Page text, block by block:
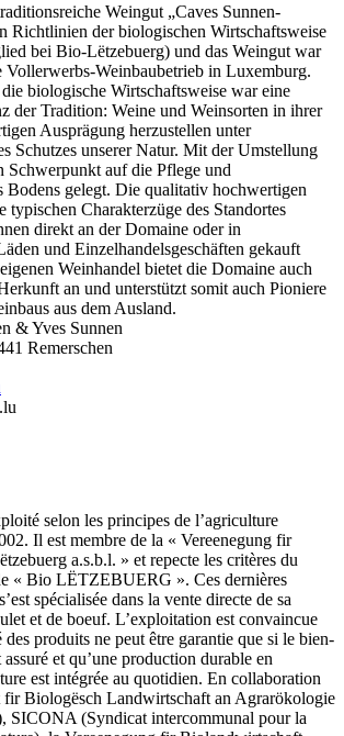
Weingut „Caves Sunnen-
Richtlinien der biologischen Wirtschaftsweise
bei Bio-Lëtzebuerg) und das Weingut war
Vollerwerbs-Weinbaubetrieb in Luxemburg.
biologische Wirtschaftsweise war eine
der Tradition: Weine und Weinsorten in ihrer
Ausprägung herzustellen unter
Schutzes unserer Natur. Mit der Umstellung
Schwerpunkt auf die Pflege und
Bodens gelegt. Die qualitativ hochwertigen
typischen Charakterzüge des Standortes
direkt an der Domaine oder in
und Einzelhandelsgeschäften gekauft
Weinhandel bietet die Domaine auch
an und unterstützt somit auch Pioniere
aus dem Ausland.
& Yves Sunnen
Remerschen
selon les principes de l’agriculture
Il est membre de la « Vereenegung fir
a.s.b.l. » et repecte les critères du
« Bio LËTZEBUERG ». Ces dernières
spécialisée dans la vente directe de sa
et de boeuf. L’exploitation est convaincue
des produits ne peut être garantie que si le bien-
et qu’une production durable en
est intégrée au quotidien. En collaboration
Biologësch Landwirtschaft an Agrarökologie
SICONA (Syndicat intercommunal pour la